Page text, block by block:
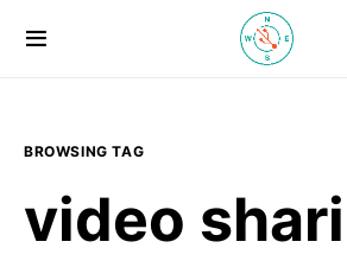
BROWSING TAG
video